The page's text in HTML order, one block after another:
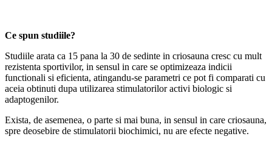
Ce spun studiile?
Studiile arata ca 15 pana la 30 de sedinte in criosauna cresc cu mult
rezistenta sportivilor, in sensul in care se optimizeaza indicii
functionali si eficienta, atingandu-se parametri ce pot fi comparati cu
aceia obtinuti dupa utilizarea stimulatorilor activi biologic si
adaptogenilor.
Exista, de asemenea, o parte si mai buna, in sensul in care criosauna,
spre deosebire de stimulatorii biochimici, nu are efecte negative.